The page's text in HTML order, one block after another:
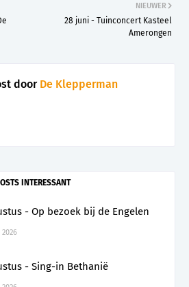
NIEUWER
28 juni - Tuinconcert Kasteel
Amerongen
doorDe Klepperman
INTERESSANT
- Op bezoek bij de Engelen
2026
- Sing-in Bethanië